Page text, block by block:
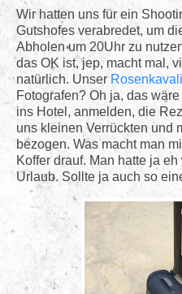
Wir hatten uns für ein
Gutshofes verabredet, um
Abholen um 20Uhr zu
das OK ist, jep, macht mal,
natürlich. Unser
Fotografen? Oh ja, das
ins Hotel, anmelden, die
uns kleinen Verrückten und
bezogen. Was macht man
Koffer drauf. Man hatte ja
Urlaub. Sollte ja auch so